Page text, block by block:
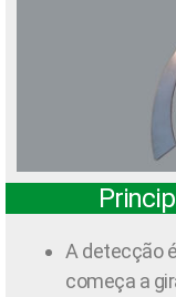
A detecção
começa a